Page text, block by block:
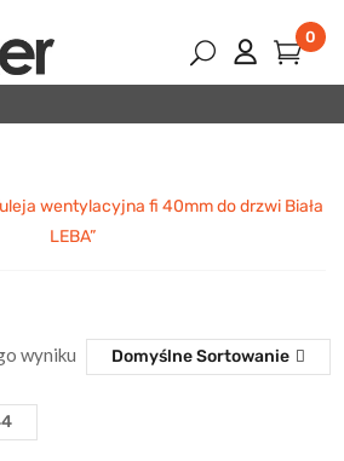
0
wentylacyjna fi 40mm do drzwi Biała
LEBA”
wyniku Domyślne Sortowanie